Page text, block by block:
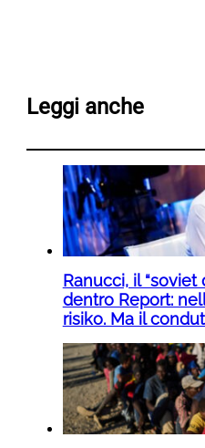
Leggi anche
Ranucci, il “soviet
dentro Report:
risiko. Ma il